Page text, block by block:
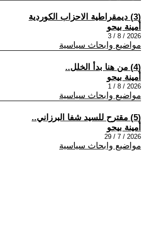
(3) ديمقراطية الاحزاب الكوردية
أمينة بيجو
2026 / 8 / 3
مواضيع وابحاث سياسية
(4) من هنا بدأ الخلل..
أمينة بيجو
2026 / 8 / 1
مواضيع وابحاث سياسية
(5) مقترح للسيد شفا البرزاني..
أمينة بيجو
2026 / 7 / 29
مواضيع وابحاث سياسية